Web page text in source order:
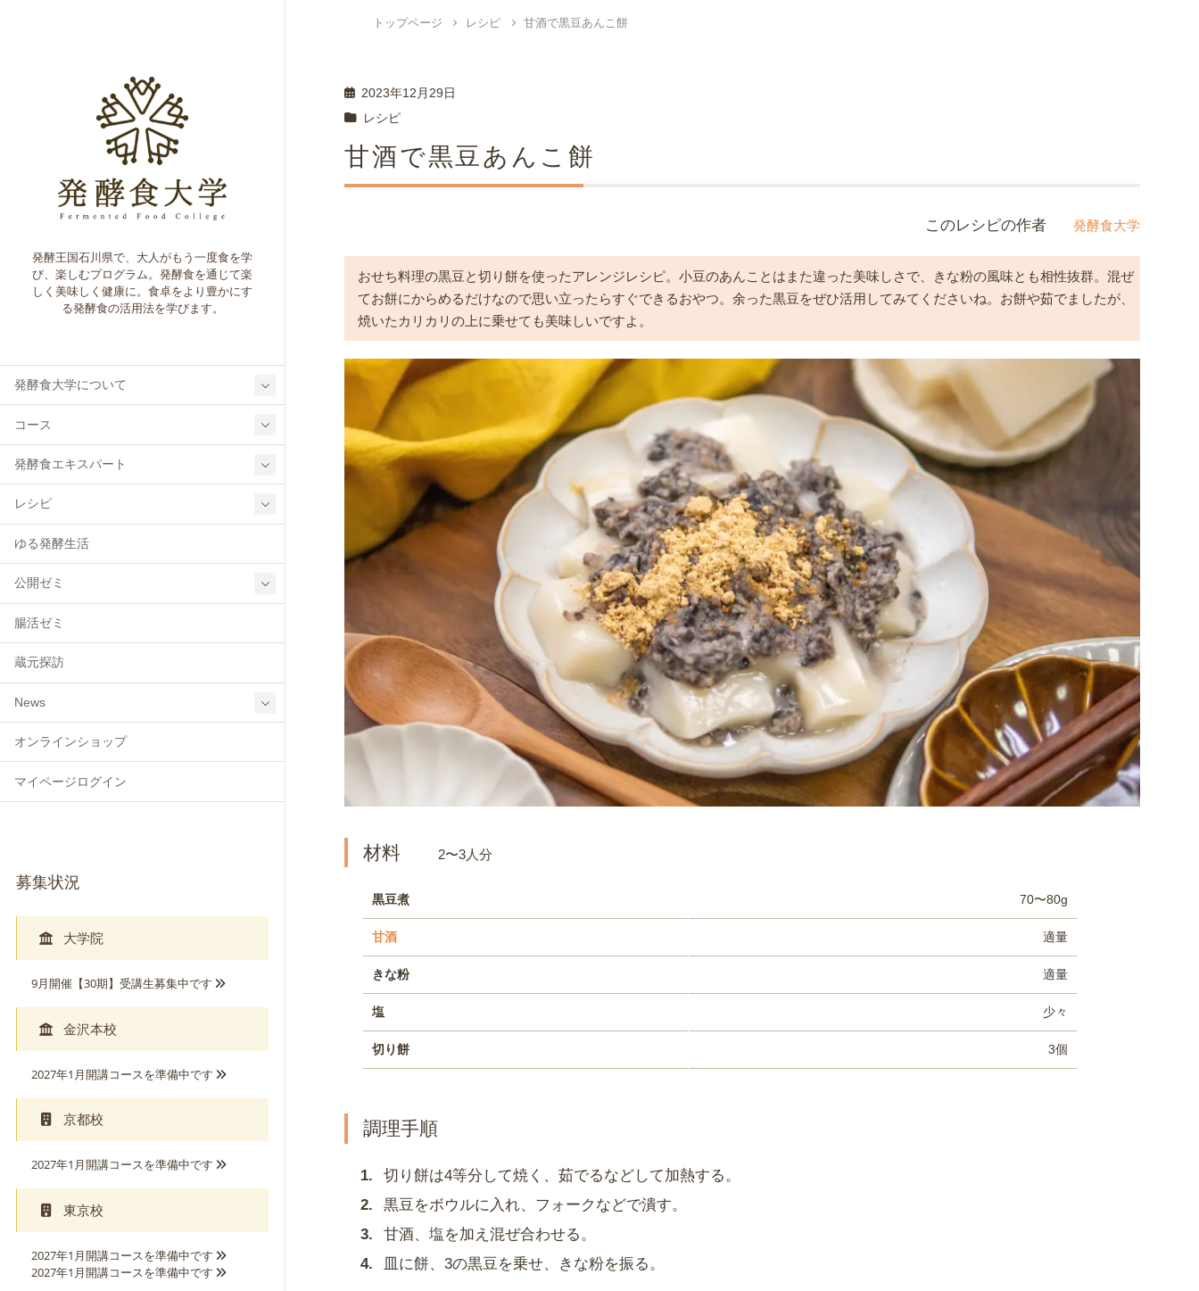
発酵王国石川県で、大人がもう一度食を学
び、楽しむプログラム。発酵食を通じて楽
しく美味しく健康に。食卓をより豊かにす
る発酵食の活用法を学びます。
発酵食大学について
コース
発酵食エキスパート
レシピ
ゆる発酵生活
公開ゼミ
腸活ゼミ
蔵元探訪
News
オンラインショップ
マイページログイン
募集状況
大学院
9月開催【30期】受講生募集中です
金沢本校
2027年1月開講コースを準備中です
京都校
2027年1月開講コースを準備中です
東京校
2027年1月開講コースを準備中です
2027年1月開講コースを準備中です
トップページ レシピ 甘酒で黒豆あんこ餅
2023年12月29日
レシピ
甘酒で黒豆あんこ餅
このレシピの作者 発酵食大学
おせち料理の黒豆と切り餅を使ったアレンジレシピ。小豆のあんことはまた違った美味しさで、きな粉の風味とも相性抜群。混ぜ
てお餅にからめるだけなので思い立ったらすぐできるおやつ。余った黒豆をぜひ活用してみてくださいね。お餅や茹でましたが、
焼いたカリカリの上に乗せても美味しいですよ。
材料 2〜3人分
黒豆煮 70〜80g
甘酒 適量
きな粉 適量
塩 少々
切り餅 3個
調理手順
切り餅は4等分して焼く、茹でるなどして加熱する。
黒豆をボウルに入れ、フォークなどで潰す。
甘酒、塩を加え混ぜ合わせる。
皿に餅、3の黒豆を乗せ、きな粉を振る。